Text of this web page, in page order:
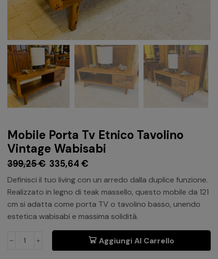
Mobile Porta Tv Etnico Tavolino
Vintage Wabisabi
399,25€ 335,64 €
Definisci il tuo living con un arredo dalla duplice funzione.
Realizzato in legno di teak massello, questo mobile da 121
cm si adatta come porta TV o tavolino basso, unendo
estetica wabisabi e massima solidità.
Aggiungi Al Carrello